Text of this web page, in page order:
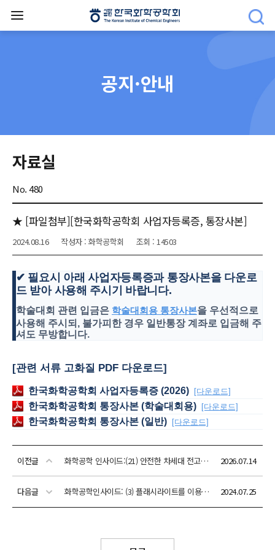
공지·안내
자료실
No. 480
★ [파일첨부][한국화학공학회 사업자등록증, 통장사본]
2024.08.16 작성자 : 화학공학회 조회 : 14503
이전글 화학공학 인사이드:(21) 안전한 차세대 전고체전지 개발 2026.07.14
다음글 화학공학인사이드: (3) 플래시라이트를 이용한 화학공학 2024.07.25